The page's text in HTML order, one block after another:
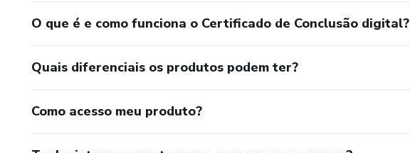
O que é e como funciona o Certificado de Conclusão digital?
Quais diferenciais os produtos podem ter?
Como acesso meu produto?